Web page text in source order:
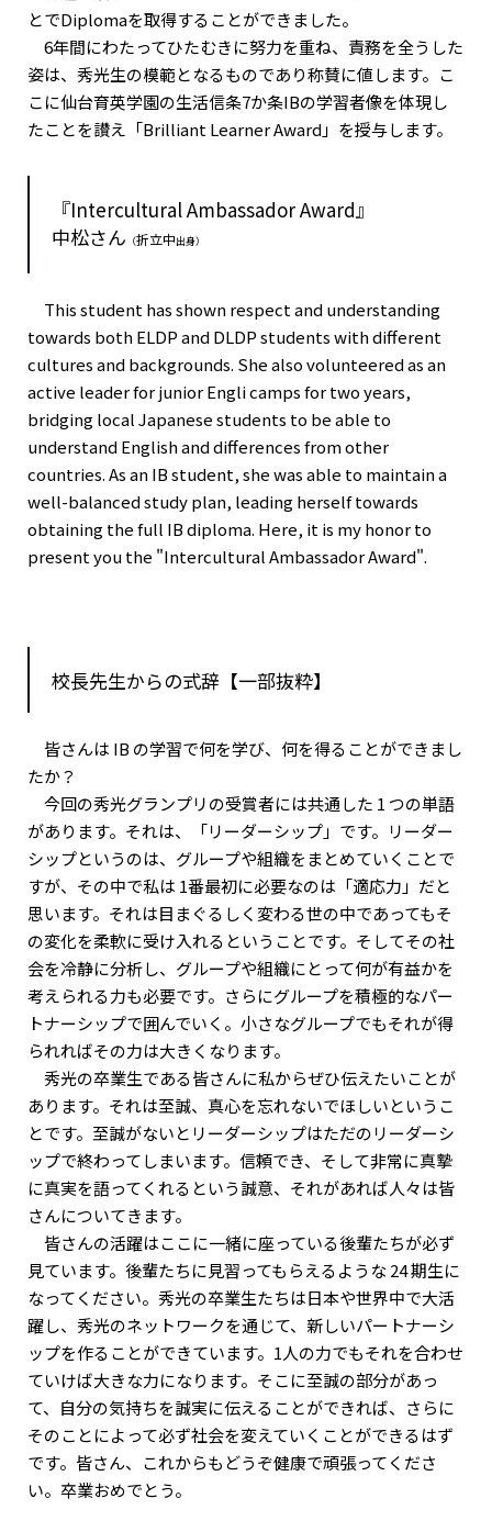
とでDiplomaを取得することができました。
6年間にわたってひたむきに努力を重ね、責務を全うした
姿は、秀光生の模範となるものであり称賛に値します。こ
こに仙台育英学園の生活信条7か条IBの学習者像を体現し
たことを讃え「Brilliant Learner Award」を授与します。
『Intercultural Ambassador Award』
中松さん （折立中出身）
This student has shown respect and understanding
towards both ELDP and DLDP students with different
cultures and backgrounds. She also volunteered as an
active leader for junior Engli camps for two years,
bridging local Japanese students to be able to
understand English and differences from other
countries. As an IB student, she was able to maintain a
well-balanced study plan, leading herself towards
obtaining the full IB diploma. Here, it is my honor to
present you the "Intercultural Ambassador Award".
校長先生からの式辞【一部抜粋】
皆さんは IB の学習で何を学び、何を得ることができまし
たか？
今回の秀光グランプリの受賞者には共通した 1 つの単語
があります。それは、「リーダーシップ」です。リーダー
シップというのは、グループや組織をまとめていくことで
すが、その中で私は 1番最初に必要なのは「適応力」だと
思います。それは目まぐるしく変わる世の中であってもそ
の変化を柔軟に受け入れるということです。そしてその社
会を冷静に分析し、グループや組織にとって何が有益かを
考えられる力も必要です。さらにグループを積極的なパー
トナーシップで囲んでいく。小さなグループでもそれが得
られればその力は大きくなります。
秀光の卒業生である皆さんに私からぜひ伝えたいことが
あります。それは至誠、真心を忘れないでほしいというこ
とです。至誠がないとリーダーシップはただのリーダーシ
ップで終わってしまいます。信頼でき、そして非常に真摯
に真実を語ってくれるという誠意、それがあれば人々は皆
さんについてきます。
皆さんの活躍はここに一緒に座っている後輩たちが必ず
見ています。後輩たちに見習ってもらえるような 24 期生に
なってください。秀光の卒業生たちは日本や世界中で大活
躍し、秀光のネットワークを通じて、新しいパートナーシ
ップを作ることができています。1人の力でもそれを合わせ
ていけば大きな力になります。そこに至誠の部分があっ
て、自分の気持ちを誠実に伝えることができれば、さらに
そのことによって必ず社会を変えていくことができるはず
です。皆さん、これからもどうぞ健康で頑張ってくださ
い。卒業おめでとう。